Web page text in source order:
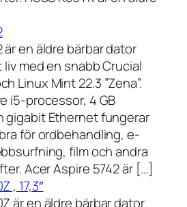
är en äldre bärbar dator
med en snabb Crucial
Linux Mint 22.3 ”Zena”.
i5-processor, 4 GB
gigabit Ethernet fungerar
för ordbehandling, e-
film och andra
Acer Aspire 5742 är […]
, 17,3″
är en äldre bärbar dator